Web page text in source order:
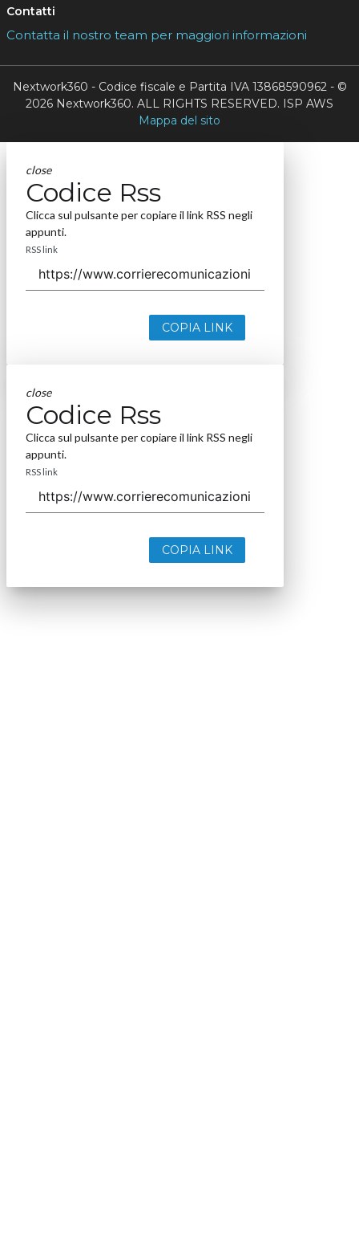
Contatti
Contatta il nostro team per maggiori informazioni
Nextwork360 - Codice fiscale e Partita IVA 13868590962 - ©
2026 Nextwork360. ALL RIGHTS RESERVED. ISP AWS
Mappa del sito
close
Codice Rss
Clicca sul pulsante per copiare il link RSS negli
appunti.
RSS link
COPIA LINK
close
Codice Rss
Clicca sul pulsante per copiare il link RSS negli
appunti.
RSS link
COPIA LINK